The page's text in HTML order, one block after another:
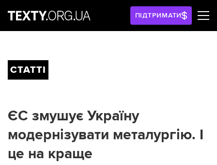
ПІДТРИМАТИ
СТАТТІ
ЄС змушує Україну
модернізувати металургію. І
це на краще